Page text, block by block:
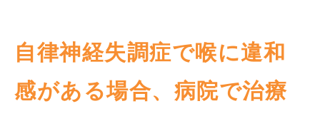
自律神経失調症で喉に違和
感がある場合、病院で治療